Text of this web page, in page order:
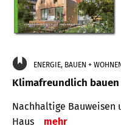
ENERGIE, BAUEN +
Klimafreundlich
Nachhaltige Bauweisen
Haus
mehr